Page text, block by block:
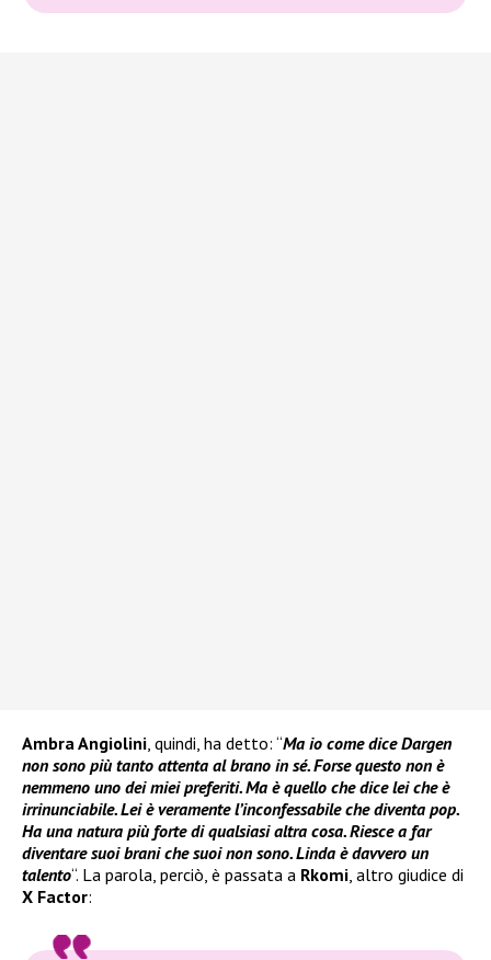
Ambra Angiolini , quindi, ha detto: “Ma io come dice Dargen
non sono più tanto attenta al brano in sé. Forse questo non è
nemmeno uno dei miei preferiti. Ma è quello che dice lei che è
irrinunciabile. Lei è veramente l’inconfessabile che diventa pop.
Ha una natura più forte di qualsiasi altra cosa. Riesce a far
diventare suoi brani che suoi non sono. Linda è davvero un
talento“. La parola, perciò, è passata a Rkomi , altro giudice di
X Factor: